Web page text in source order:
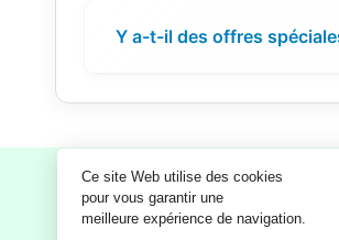
Ce site Web utilise des cookies
pour vous garantir une
meilleure expérience de navigation.
Y a-t-il des offres